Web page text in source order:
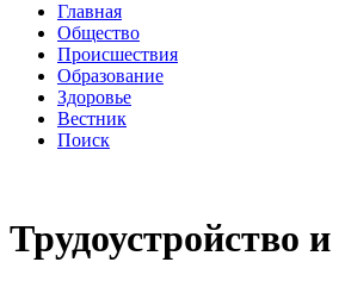
Главная
Общество
Происшествия
Образование
Здоровье
Вестник
Поиск
Трудоустройство